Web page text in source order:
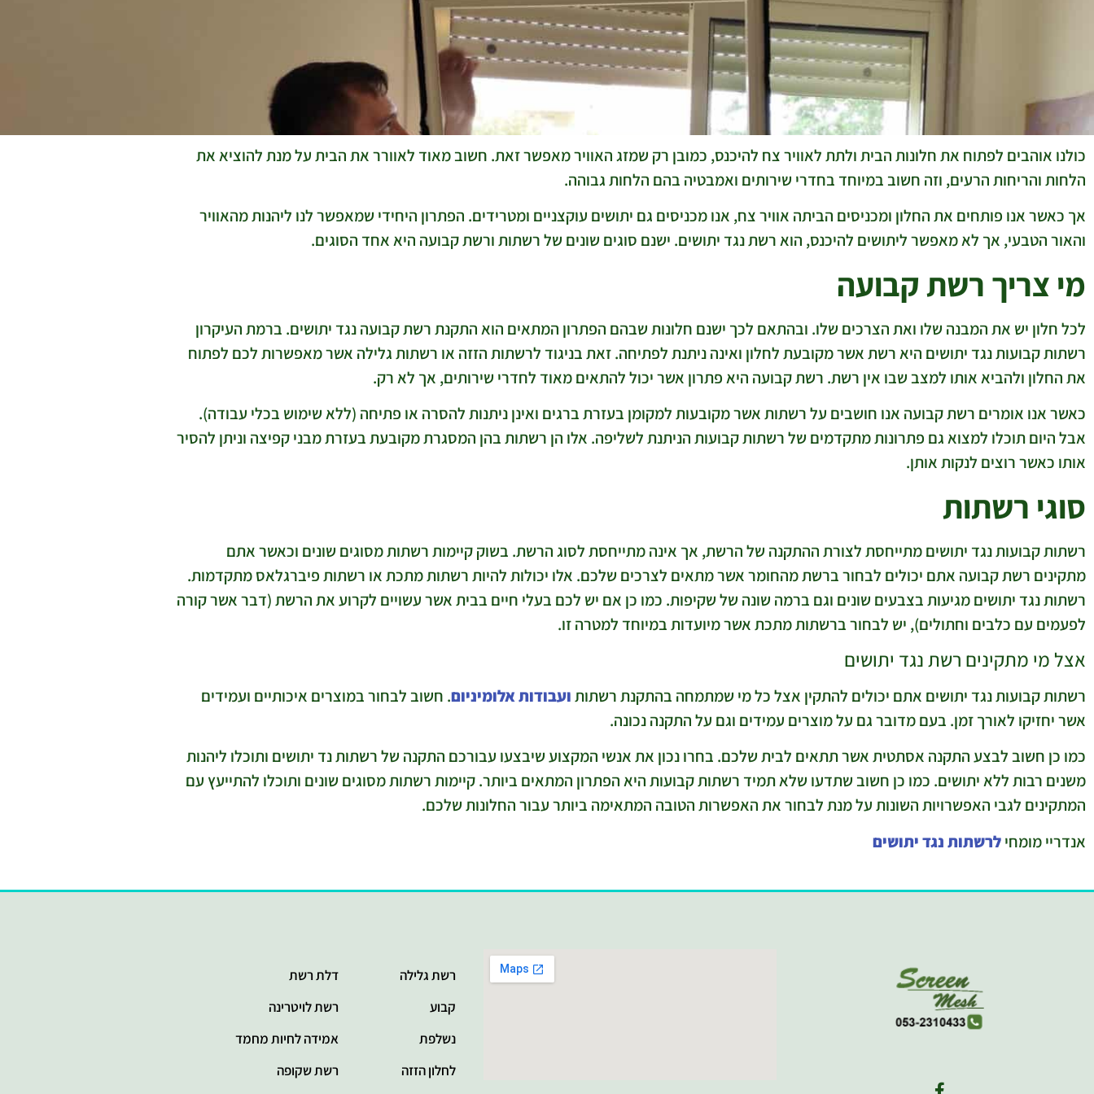
כולנו אוהבים לפתוח את חלונות הבית ולתת לאוויר צח להיכנס, כמובן רק שמזג האוויר מאפשר זאת. חשוב מאוד לאוורר את הבית על מנת להוציא את
הלחות והריחות הרעים, וזה חשוב במיוחד בחדרי שירותים ואמבטיה בהם הלחות גבוהה.
אך כאשר אנו פותחים את החלון ומכניסים הביתה אוויר צח, אנו מכניסים גם יתושים עוקצניים ומטרידים. הפתרון היחידי שמאפשר לנו ליהנות מהאוויר
והאור הטבעי, אך לא מאפשר ליתושים להיכנס, הוא רשת נגד יתושים. ישנם סוגים שונים של רשתות ורשת קבועה היא אחד הסוגים.
מי צריך רשת קבועה
לכל חלון יש את המבנה שלו ואת הצרכים שלו. ובהתאם לכך ישנם חלונות שבהם הפתרון המתאים הוא התקנת רשת קבועה נגד יתושים. ברמת העיקרון
רשתות קבועות נגד יתושים היא רשת אשר מקובעת לחלון ואינה ניתנת לפתיחה. זאת בניגוד לרשתות הזזה או רשתות גלילה אשר מאפשרות לכם לפתוח
את החלון ולהביא אותו למצב שבו אין רשת. רשת קבועה היא פתרון אשר יכול להתאים מאוד לחדרי שירותים, אך לא רק.
כאשר אנו אומרים רשת קבועה אנו חושבים על רשתות אשר מקובעות למקומן בעזרת ברגים ואינן ניתנות להסרה או פתיחה (ללא שימוש בכלי עבודה).
אבל היום תוכלו למצוא גם פתרונות מתקדמים של רשתות קבועות הניתנת לשליפה. אלו הן רשתות בהן המסגרת מקובעת בעזרת מבני קפיצה וניתן להסיר
אותו כאשר רוצים לנקות אותן.
סוגי רשתות
רשתות קבועות נגד יתושים מתייחסת לצורת ההתקנה של הרשת, אך אינה מתייחסת לסוג הרשת. בשוק קיימות רשתות מסוגים שונים וכאשר אתם
מתקינים רשת קבועה אתם יכולים לבחור ברשת מהחומר אשר מתאים לצרכים שלכם. אלו יכולות להיות רשתות מתכת או רשתות פיברגלאס מתקדמות.
רשתות נגד יתושים מגיעות בצבעים שונים וגם ברמה שונה של שקיפות. כמו כן אם יש לכם בעלי חיים בבית אשר עשויים לקרוע את הרשת (דבר אשר קורה
לפעמים עם כלבים וחתולים), יש לבחור ברשתות מתכת אשר מיועדות במיוחד למטרה זו.
אצל מי מתקינים רשת נגד יתושים
רשתות קבועות נגד יתושים אתם יכולים להתקין אצל כל מי שמתמחה בהתקנת רשתותועבודות אלומיניום. חשוב לבחור במוצרים איכותיים ועמידים
אשר יחזיקו לאורך זמן. בעם מדובר גם על מוצרים עמידים וגם על התקנה נכונה.
כמו כן חשוב לבצע התקנה אסתטית אשר תתאים לבית שלכם. בחרו נכון את אנשי המקצוע שיבצעו עבורכם התקנה של רשתות נד יתושים ותוכלו ליהנות
משנים רבות ללא יתושים. כמו כן חשוב שתדעו שלא תמיד רשתות קבועות היא הפתרון המתאים ביותר. קיימות רשתות מסוגים שונים ותוכלו להתייעץ עם
המתקינים לגבי האפשרויות השונות על מנת לבחור את האפשרות הטובה המתאימה ביותר עבור החלונות שלכם.
אנדריי מומחילרשתות נגד יתושים
רשת גלילה
קבוע
נשלפת
לחלון הזזה
דלת רשת
רשת לויטרינה
אמידה לחיות מחמד
רשת שקופה